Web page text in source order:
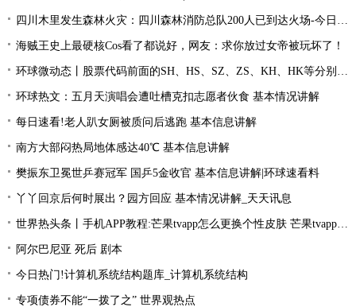
四川木里发生森林火灾：四川森林消防总队200人已到达火场-今日关注
海贼王史上最硬核Cos看了都说好，网友：求你放过女帝被玩坏了！
环球微动态丨股票代码前面的SH、HS、SZ、ZS、KH、HK等分别是什么意思？
环球热文：五月天演唱会遭吐槽克扣志愿者伙食 基本情况讲解
每日速看!老人趴女厕被质问后逃跑 基本信息讲解
南方大部闷热局地体感达40℃ 基本信息讲解
樊振东卫冕世乒赛冠军 国乒5金收官 基本信息讲解|环球速看料
丫丫回京后何时展出？园方回应 基本情况讲解_天天讯息
世界热头条丨手机APP教程:芒果tvapp怎么更换个性皮肤 芒果tvapp更换个性皮肤的方法
阿尔巴尼亚 死后 剧本
今日热门!计算机系统结构题库_计算机系统结构
专项债券不能“一拨了之” 世界观热点